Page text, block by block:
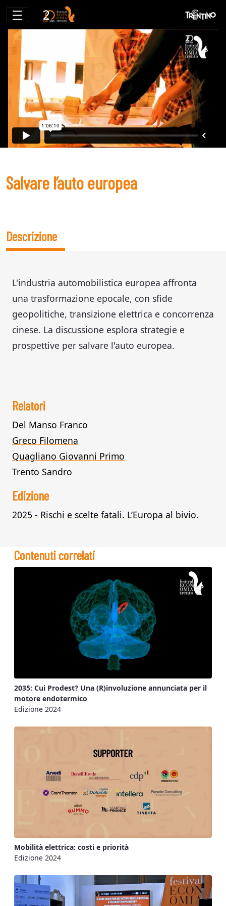
Salvare l’auto europea
Salvare l’auto europea
Descrizione
L'industria automobilistica europea affronta
una trasformazione epocale, con sfide
geopolitiche, transizione elettrica e concorrenza
cinese. La discussione esplora strategie e
prospettive per salvare l'auto europea.
Relatori
Del Manso Franco
Greco Filomena
Quagliano Giovanni Primo
Trento Sandro
Edizione
2025 - Rischi e scelte fatali. L’Europa al bivio.
Contenuti correlati
2035: Cui Prodest? Una (R)involuzione annunciata per il
motore endotermico
Edizione 2024
Mobilità elettrica: costi e priorità
Edizione 2024